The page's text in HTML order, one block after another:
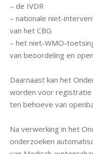
– de IVDR
– nationale niet-
van het CBG
– het niet-WMO-
van beoordeling en
Daarnaast kan het
worden voor
ten behoeve van
Na verwerking in het
onderzoeken